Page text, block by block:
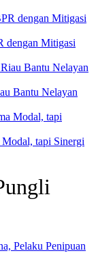
dengan Mitigasi
Bantu Nelayan
tapi Sinergi